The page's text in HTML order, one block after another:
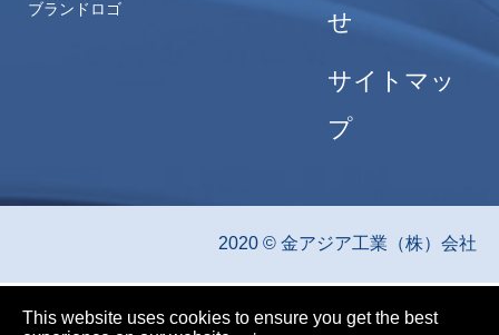
ブランドロゴ
せ
サイトマッ
プ
2020 © 金アジア工業（株）会社
This website uses cookies to ensure you get the best